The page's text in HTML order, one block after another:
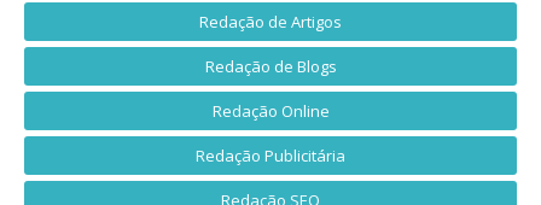
Redação de Artigos
Redação de Blogs
Redação Online
Redação Publicitária
Redação SEO